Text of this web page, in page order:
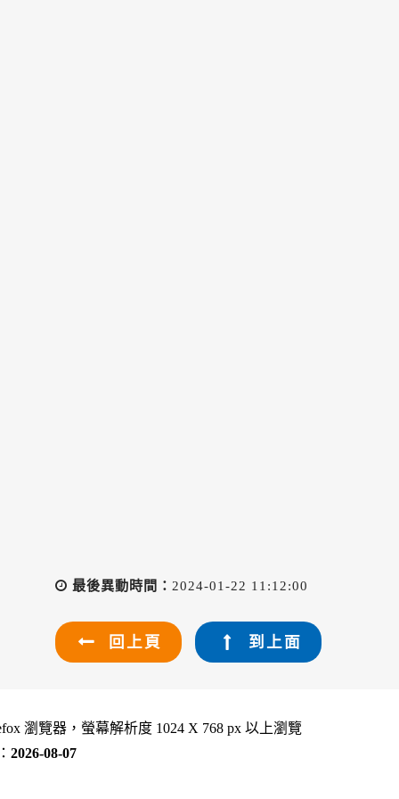
最後異動時間： 2024-01-22 11:12:00
回上頁 到上面
瀏覽器，螢幕解析度 1024 X 768 px 以上瀏覽
2026-08-07